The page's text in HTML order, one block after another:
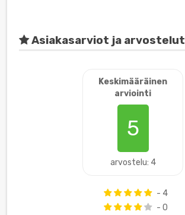
Asiakasarviot ja arvostelut
Keskimääräinen
arviointi
5
arvostelu: 4
- 4
- 0